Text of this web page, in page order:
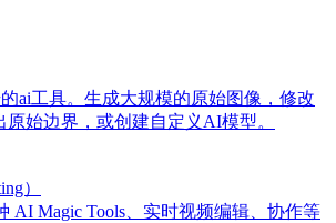
ai工具。生成大规模的原始图像，修改
始边界，或创建自定义AI模型。
）
AI Magic Tools、实时视频编辑、协作等